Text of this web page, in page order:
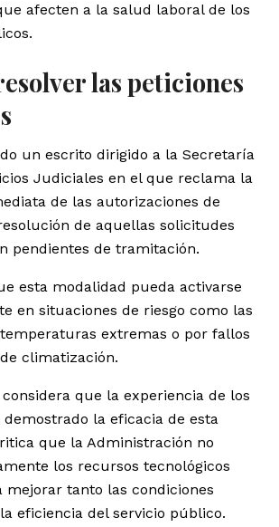
afecten a la salud laboral de los
las peticiones
un escrito dirigido a la Secretaría
Judiciales en el que reclama la
de las autorizaciones de
de aquellas solicitudes
pendientes de tramitación.
esta modalidad pueda activarse
en situaciones de riesgo como las
extremas o por fallos
climatización.
que la experiencia de los
la eficacia de esta
que la Administración no
los recursos tecnológicos
mejorar tanto las condiciones
eficiencia del servicio público.